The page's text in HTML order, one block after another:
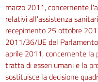
marzo 2011, concernente
relativi all'assistenza
recepimento 25 ottobre
2011/36/UE del
aprile 2011, concernente la
tratta di esseri umani e la
sostituisce la decisione